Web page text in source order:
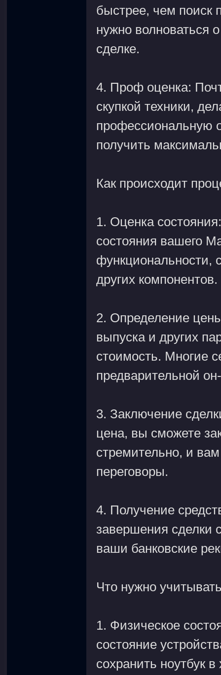
быстрее, чем поиск
нужно волноваться
сделке.
4. Проф оценка:
скупкой техники,
профессиональную
получить
Как происходит
1. Оценка
состояния вашего
функциональности,
других компонентов.
2. Определение
выпуска и других
стоимость. Многие
предварительной
3. Заключение
цена, вы сможете
стремительно, и
переговоры.
4. Получение
завершения сделки
ваши банковские
Что нужно
1. Физическое
состояние
сохранить ноутбук